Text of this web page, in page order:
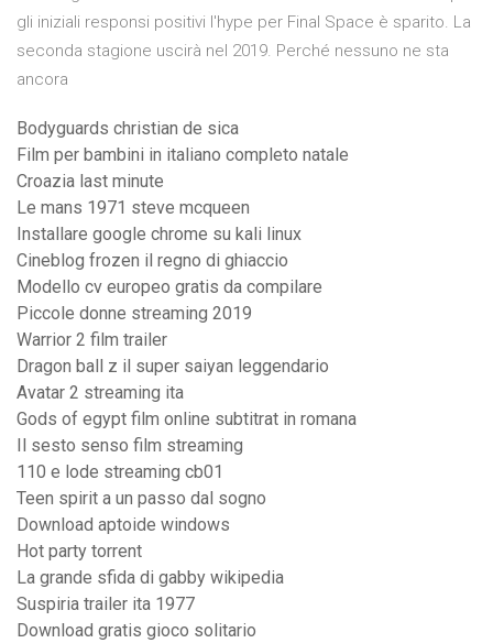
gli iniziali responsi positivi l'hype per Final Space è sparito. La
seconda stagione uscirà nel 2019. Perché nessuno ne sta
ancora
Bodyguards christian de sica
Film per bambini in italiano completo natale
Croazia last minute
Le mans 1971 steve mcqueen
Installare google chrome su kali linux
Cineblog frozen il regno di ghiaccio
Modello cv europeo gratis da compilare
Piccole donne streaming 2019
Warrior 2 film trailer
Dragon ball z il super saiyan leggendario
Avatar 2 streaming ita
Gods of egypt film online subtitrat in romana
Il sesto senso film streaming
110 e lode streaming cb01
Teen spirit a un passo dal sogno
Download aptoide windows
Hot party torrent
La grande sfida di gabby wikipedia
Suspiria trailer ita 1977
Download gratis gioco solitario